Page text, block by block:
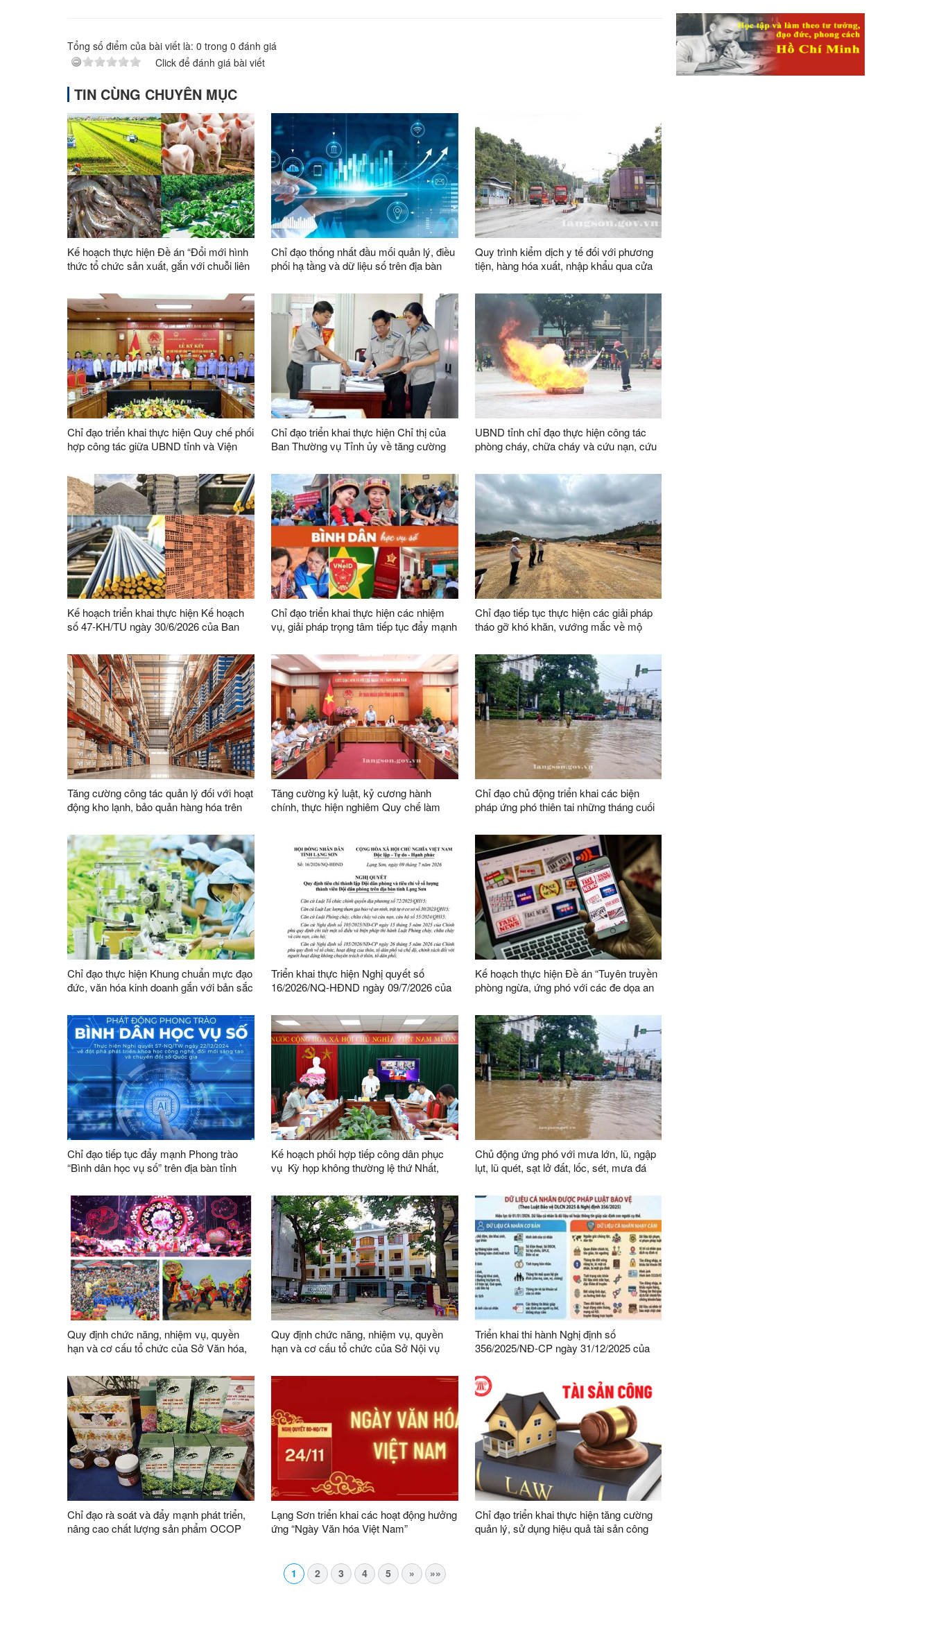
Tổng số điểm của bài viết là: 0 trong 0 đánh giá
Click để đánh giá bài viết
TIN CÙNG CHUYÊN MỤC
Kế hoạch thực hiện Đề án “Đổi mới hình
thức tổ chức sản xuất, gắn với chuỗi liên
dựng thương hiệu trong lĩnh vực nông
lâm nghiệp giai đoạn 2026 - 2030”
Chỉ đạo thống nhất đầu mối quản lý, điều
phối hạ tầng và dữ liệu số trên địa bàn
Quy trình kiểm dịch y tế đối với phương
tiện, hàng hóa xuất, nhập khẩu qua cửa
vận chuyển hàng hoá khu vực mốc
1119-1120 và đường chuyên dụng vận
chuyển hàng hoá khu vực mốc 1088/2-
1089 thuộc cặp cửa khẩu quốc tế Hữu
Nghị (Việt Nam) - Hữu Nghị Quan (Trung
Quốc)
Chỉ đạo triển khai thực hiện Quy chế phối
hợp công tác giữa UBND tỉnh và Viện
Chỉ đạo triển khai thực hiện Chỉ thị của
Ban Thường vụ Tỉnh ủy về tăng cường
hành án dân sự, thi hành án hành chính
trên địa bàn tỉnh
UBND tỉnh chỉ đạo thực hiện công tác
phòng cháy, chữa cháy và cứu nạn, cứu
Kế hoạch triển khai thực hiện Kế hoạch
số 47-KH/TU ngày 30/6/2026 của Ban
03-CT/TW ngày 03/02/2026 của Ban Bí
thư về tăng cường sự lãnh đạo của Đảng
đối với công tác quản lý, phát triển vật
liệu xây dựng trong giai đoạn mới
Chỉ đạo triển khai thực hiện các nhiệm
vụ, giải pháp trọng tâm tiếp tục đẩy mạnh
bàn tỉnh
Chỉ đạo tiếp tục thực hiện các giải pháp
tháo gỡ khó khăn, vướng mắc về mộ
dự án trên địa bàn tỉnh
Tăng cường công tác quản lý đối với hoạt
động kho lạnh, bảo quản hàng hóa trên
Tăng cường kỷ luật, kỷ cương hành
chính, thực hiện nghiêm Quy chế làm
Chỉ đạo chủ động triển khai các biện
pháp ứng phó thiên tai những tháng cuối
Chỉ đạo thực hiện Khung chuẩn mực đạo
đức, văn hóa kinh doanh gắn với bản sắc
hóa kinh doanh thế giới
Triển khai thực hiện Nghị quyết số
16/2026/NQ-HĐND ngày 09/7/2026 của
Đội dân phòng và tiêu chí về số lượng
thành viên Đội dân phòng trên địa bàn
tỉnh
Kế hoạch thực hiện Đề án “Tuyên truyền
phòng ngừa, ứng phó với các đe dọa an
nhìn đến năm 2045”
Chỉ đạo tiếp tục đẩy mạnh Phong trào
“Bình dân học vụ số” trên địa bàn tỉnh
Kế hoạch phối hợp tiếp công dân phục
vụ Kỳ họp không thường lệ thứ Nhất,
Chủ động ứng phó với mưa lớn, lũ, ngập
lụt, lũ quét, sạt lở đất, lốc, sét, mưa đá
Quy định chức năng, nhiệm vụ, quyền
hạn và cơ cấu tổ chức của Sở Văn hóa,
Quy định chức năng, nhiệm vụ, quyền
hạn và cơ cấu tổ chức của Sở Nội vụ
Triển khai thi hành Nghị định số
356/2025/NĐ-CP ngày 31/12/2025 của
và biện pháp thi hành Luật Bảo vệ dữ liệu
cá nhân trên địa bàn tỉnh Lạng Sơn
Chỉ đạo rà soát và đẩy mạnh phát triển,
nâng cao chất lượng sản phẩm OCOP
Lạng Sơn triển khai các hoạt động hưởng
ứng “Ngày Văn hóa Việt Nam”
Chỉ đạo triển khai thực hiện tăng cường
quản lý, sử dụng hiệu quả tài sản công
1 2 3 4 5 » »»
giao thông vận tải